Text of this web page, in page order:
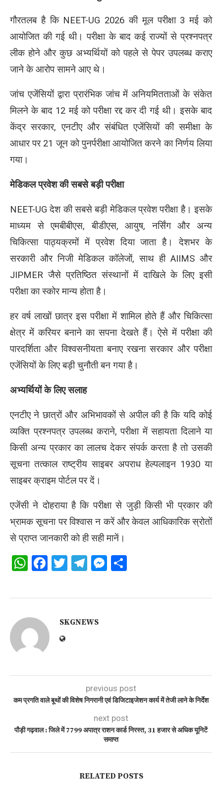
गौरतलब है कि NEET-UG 2026 की मूल परीक्षा 3 मई को
आयोजित की गई थी। परीक्षा के बाद कई राज्यों से प्रश्नपत्र
लीक होने और कुछ अभ्यर्थियों को पहले से पेपर उपलब्ध कराए
जाने के आरोप सामने आए थे।
जांच एजेंसियों द्वारा प्रारंभिक जांच में अनियमितताओं के संकेत
मिलने के बाद 12 मई को परीक्षा रद्द कर दी गई थी। इसके बाद
केंद्र सरकार, एनटीए और संबंधित एजेंसियों की समीक्षा के
आधार पर 21 जून को पुनर्परीक्षा आयोजित करने का निर्णय लिया
गया।
मेडिकल प्रवेश की सबसे बड़ी परीक्षा
NEET-UG देश की सबसे बड़ी मेडिकल प्रवेश परीक्षा है। इसके
माध्यम से एमबीबीएस, बीडीएस, आयुष, नर्सिंग और अन्य
चिकित्सा पाठ्यक्रमों में प्रवेश दिया जाता है। देशभर के
सरकारी और निजी मेडिकल कॉलेजों, साथ ही AIIMS और
JIPMER जैसे प्रतिष्ठित संस्थानों में दाखिले के लिए इसी
परीक्षा का स्कोर मान्य होता है।
हर वर्ष लाखों छात्र इस परीक्षा में शामिल होते हैं और चिकित्सा
क्षेत्र में करियर बनाने का सपना देखते हैं। ऐसे में परीक्षा की
पारदर्शिता और विश्वसनीयता बनाए रखना सरकार और परीक्षा
एजेंसियों के लिए बड़ी चुनौती बन गया है।
अभ्यर्थियों के लिए सलाह
एनटीए ने छात्रों और अभिभावकों से अपील की है कि यदि कोई
व्यक्ति प्रश्नपत्र उपलब्ध कराने, परीक्षा में सहायता दिलाने या
किसी अन्य प्रकार का लालच देकर संपर्क करता है तो उसकी
सूचना तत्काल राष्ट्रीय साइबर अपराध हेल्पलाइन 1930 या
साइबर क्राइम पोर्टल पर दें।
एजेंसी ने दोहराया है कि परीक्षा से जुड़ी किसी भी प्रकार की
भ्रामक सूचना पर विश्वास न करें और केवल आधिकारिक स्रोतों
से प्राप्त जानकारी को ही सही मानें।
WhatsApp
Facebook
Twitter
Telegram
Messenger
SKGNEWS
previous post
कम प्रगति वाले बूथों की विशेष निगरानी एवं डिजिटाइजेशन कार्य में तेजी लाने के निर्देश
next post
पौड़ी गढ़वाल : जिले में 7799 अपात्र राशन कार्ड निरस्त, 31 हजार से अधिक यूनिटें
समाप्त
RELATED POSTS